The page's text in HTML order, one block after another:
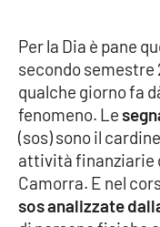
Le perfidie di
Venti di
STREAMING
Per la Dia è pane
secondo
qualche giorno fa
fenomeno. Le
(sos) sono il
attività finanziarie
Camorra. E nel
sos analizzate